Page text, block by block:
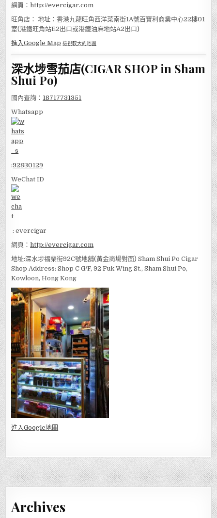
網頁：http://evercigar.com
旺角店： 地址：香港九龍旺角西洋菜南街1A號百寶利商業中心22樓01
室(港鐵旺角站E2出口或港鐵油麻地站A2出口)
進入Google Map 檢視較大的地圖
深水埗雪茄店(CIGAR SHOP in Sham
Shui Po)
國內查詢： 18717731351
Whatsapp
:92830129
WeChat ID
: evercigar
網頁：http://evercigar.com
地址:深水埗福榮街92C號地舖(黃金商場對面) Sham Shui Po Cigar
Shop Address: Shop C G/F, 92 Fuk Wing St., Sham Shui Po,
Kowloon, Hong Kong
進入Google地圖
Archives